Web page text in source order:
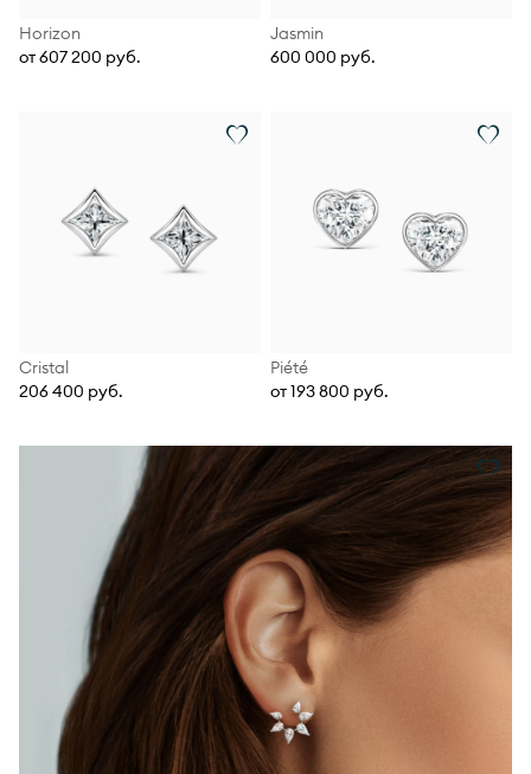
Horizon
от 607 200 руб.
Jasmin
600 000 руб.
Cristal
206 400 руб.
Piété
от 193 800 руб.